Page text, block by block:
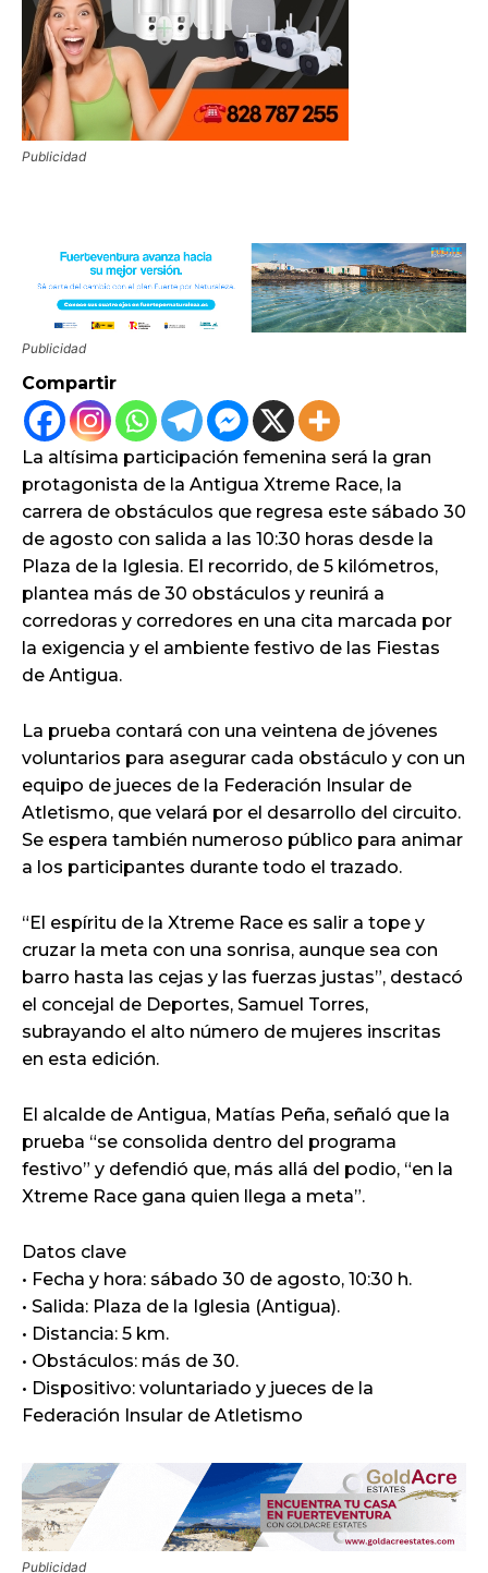
Publicidad
Publicidad
Compartir
La altísima participación femenina será la gran
protagonista de la Antigua Xtreme Race, la
carrera de obstáculos que regresa este sábado 30
de agosto con salida a las 10:30 horas desde la
Plaza de la Iglesia. El recorrido, de 5 kilómetros,
plantea más de 30 obstáculos y reunirá a
corredoras y corredores en una cita marcada por
la exigencia y el ambiente festivo de las Fiestas
de Antigua.
La prueba contará con una veintena de jóvenes
voluntarios para asegurar cada obstáculo y con un
equipo de jueces de la Federación Insular de
Atletismo, que velará por el desarrollo del circuito.
Se espera también numeroso público para animar
a los participantes durante todo el trazado.
“El espíritu de la Xtreme Race es salir a tope y
cruzar la meta con una sonrisa, aunque sea con
barro hasta las cejas y las fuerzas justas”, destacó
el concejal de Deportes, Samuel Torres,
subrayando el alto número de mujeres inscritas
en esta edición.
El alcalde de Antigua, Matías Peña, señaló que la
prueba “se consolida dentro del programa
festivo” y defendió que, más allá del podio, “en la
Xtreme Race gana quien llega a meta”.
Datos clave
• Fecha y hora: sábado 30 de agosto, 10:30 h.
• Salida: Plaza de la Iglesia (Antigua).
• Distancia: 5 km.
• Obstáculos: más de 30.
• Dispositivo: voluntariado y jueces de la
Federación Insular de Atletismo
Publicidad